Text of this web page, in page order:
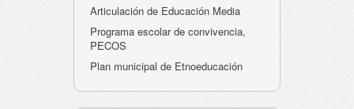
Articulación de Educación Media
Programa escolar de convivencia,
PECOS
Plan municipal de Etnoeducación